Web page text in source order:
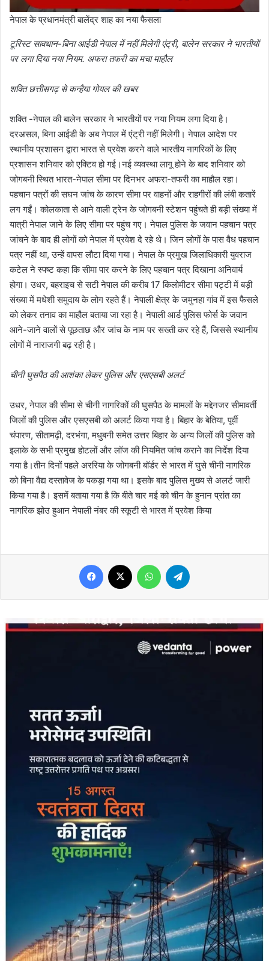
नेपाल के प्रधानमंत्री बालेंद्र शाह का नया फैसला
टूरिस्ट सावधान-बिना आईडी नेपाल में नहीं मिलेगी एंट्री, बालेन सरकार ने भारतीयों
पर लगा दिया नया नियम. अफरा तफरी का मचा माहौल
शक्ति छत्तीसगढ़ से कन्हैया गोयल की खबर
शक्ति -नेपाल की बालेन सरकार ने भारतीयों पर नया नियम लगा दिया है।
दरअसल, बिना आईडी के अब नेपाल में एंट्री नहीं मिलेगी। नेपाल आदेश पर
स्थानीय प्रशासन द्वारा भारत से प्रवेश करने वाले भारतीय नागरिकों के लिए
प्रशासन शनिवार को एक्टिव हो गई।नई व्यवस्था लागू होने के बाद शनिवार को
जोगबनी स्थित भारत-नेपाल सीमा पर दिनभर अफरा-तफरी का माहौल रहा।
पहचान पत्रों की सघन जांच के कारण सीमा पर वाहनों और राहगीरों की लंबी कतारें
लग गईं। कोलकाता से आने वाली ट्रेन के जोगबनी स्टेशन पहुंचते ही बड़ी संख्या में
यात्री नेपाल जाने के लिए सीमा पर पहुंच गए। नेपाल पुलिस के जवान पहचान पत्र
जांचने के बाद ही लोगों को नेपाल में प्रवेश दे रहे थे। जिन लोगों के पास वैध पहचान
पत्र नहीं था, उन्हें वापस लौटा दिया गया। नेपाल के प्रमुख जिलाधिकारी युवराज
कटेल ने स्पष्ट कहा कि सीमा पार करने के लिए पहचान पत्र दिखाना अनिवार्य
होगा। उधर, बहराइच से सटी नेपाल की करीब 17 किलोमीटर सीमा पट्टी में बड़ी
संख्या में मधेशी समुदाय के लोग रहते हैं। नेपाली क्षेत्र के जमुनहा गांव में इस फैसले
को लेकर तनाव का माहौल बताया जा रहा है। नेपाली आर्ड पुलिस फोर्स के जवान
आने-जाने वालों से पूछताछ और जांच के नाम पर सख्ती कर रहे हैं, जिससे स्थानीय
लोगों में नाराजगी बढ़ रही है।
चीनी घुसपैठ की आशंका लेकर पुलिस और एसएसबी अलर्ट
उधर, नेपाल की सीमा से चीनी नागरिकों की घुसपैठ के मामलों के मद्देनजर सीमावर्ती
जिलों की पुलिस और एसएसबी को अलर्ट किया गया है। बिहार के बेतिया, पूर्वी
चंपारण, सीतामढ़ी, दरभंगा, मधुबनी समेत उत्तर बिहार के अन्य जिलों की पुलिस को
इलाके के सभी प्रमुख होटलों और लॉज की नियमित जांच कराने का निर्देश दिया
गया है।तीन दिनों पहले अररिया के जोगबनी बॉर्डर से भारत में घुसे चीनी नागरिक
को बिना वैद्य दस्तावेज के पकड़ा गया था। इसके बाद पुलिस मुख्य से अलर्ट जारी
किया गया है। इसमें बताया गया है कि बीते चार मई को चीन के हुनान प्रांत का
नागरिक झोउ हुआन नेपाली नंबर की स्कूटी से भारत में प्रवेश किया
Facebook WhatsApp